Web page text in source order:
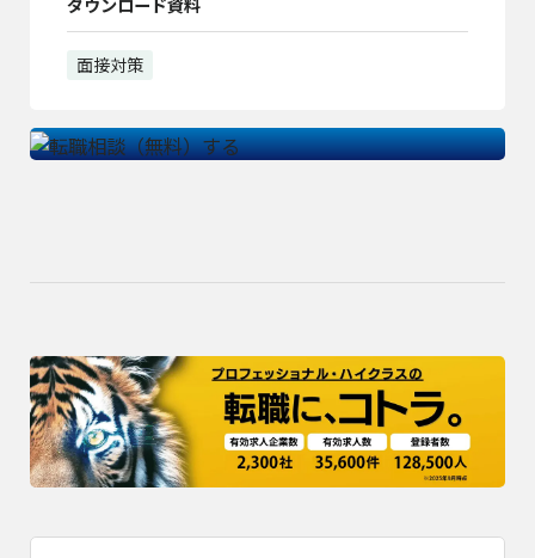
ダウンロード資料
面接対策